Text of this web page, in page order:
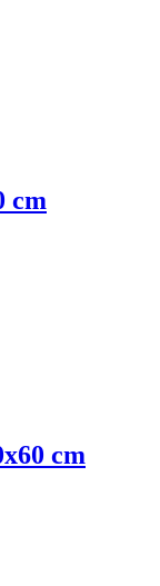
cm
cm